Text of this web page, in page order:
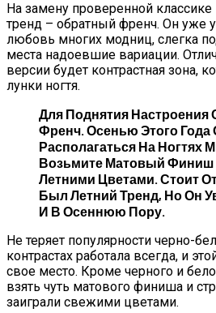
На замену проверенной
тренд – обратный френч. Он уже
любовь многих модниц, слегка
места надоевшие вариации.
версии будет контрастная зона,
лунки ногтя.
Для Поднятия Настроения
Френч. Осенью Этого Года
Располагаться На Ногтях
Возьмите Матовый Финиш
Летними Цветами. Стоит
Был Летний Тренд, Но Он
И В Осеннюю Пору.
Не теряет популярности черно-
контрастах работала всегда, и
свое место. Кроме черного и
взять чуть матового финиша и
заиграли свежими цветами.